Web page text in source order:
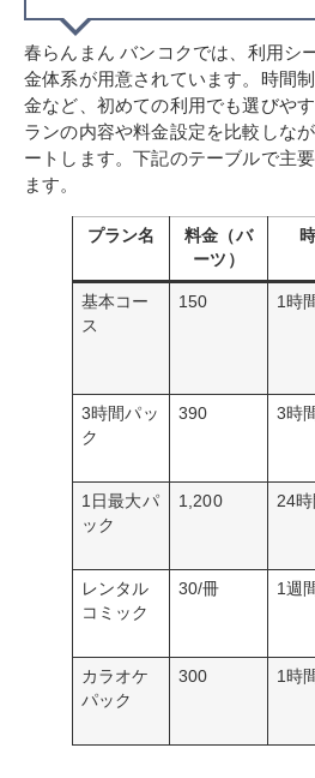
春らんまん バンコクでは、利用シ
金体系が用意されています。時間
金など、初めての利用でも選びや
ランの内容や料金設定を比較しな
ートします。下記のテーブルで主
ます。
プラン名
料金（バ
ーツ）
基本コー
ス
150 1時
3時間パッ
ク
390 3時
1日最大パ
ック
1,200 24時
レンタル
コミック
30/冊 1週
カラオケ
パック
300 1時